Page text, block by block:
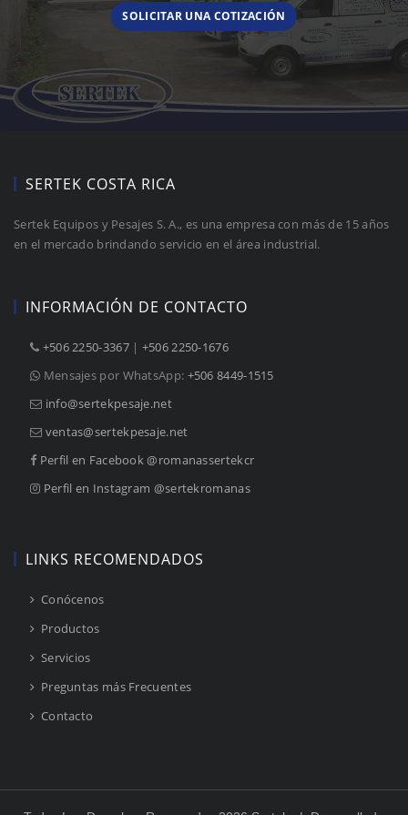
SOLICITAR UNA COTIZACIÓN
SERTEK COSTA RICA
Sertek Equipos y Pesajes S. A., es una empresa con más de 15 años
en el mercado brindando servicio en el área industrial.
INFORMACIÓN DE CONTACTO
+506 2250-3367 | +506 2250-1676
Mensajes por WhatsApp: +506 8449-1515
info@sertekpesaje.net
ventas@sertekpesaje.net
Perfil en Facebook @romanassertekcr
Perfil en Instagram @sertekromanas
LINKS RECOMENDADOS
Conócenos
Productos
Servicios
Preguntas más Frecuentes
Contacto